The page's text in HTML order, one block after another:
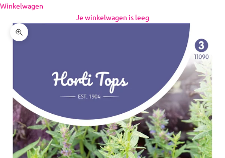
Naar inhoud
Winkelwagen
Je winkelwagen is leeg
In-/uitzoomen